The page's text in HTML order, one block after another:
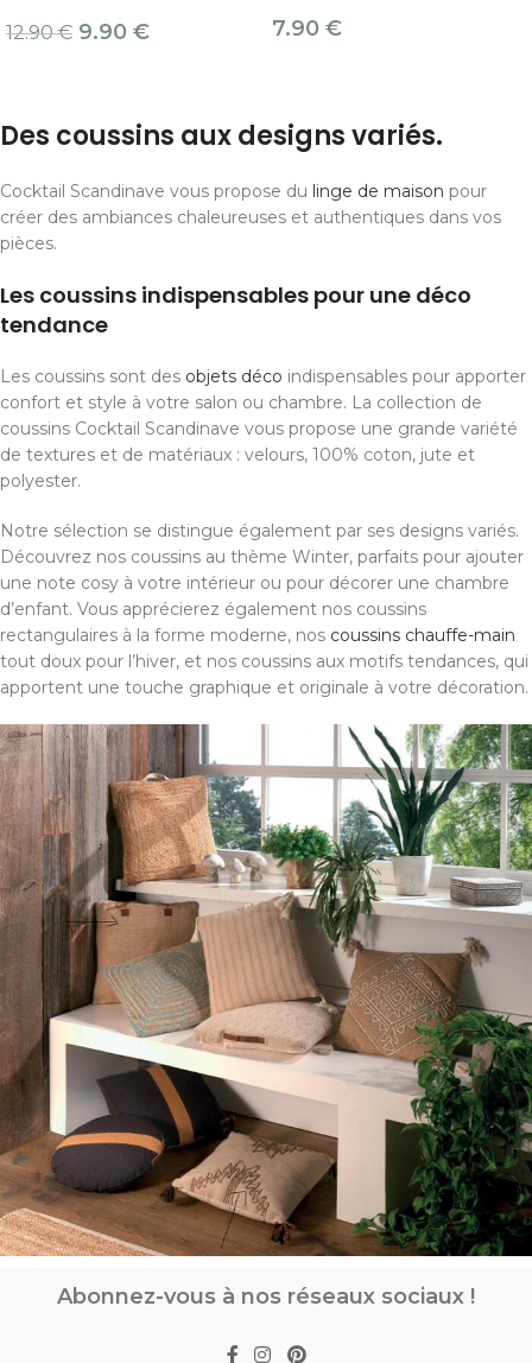
12.90€ 9.90 € 7.90 €
Des coussins aux designs variés.
Cocktail Scandinave vous propose du linge de maison pour
créer des ambiances chaleureuses et authentiques dans vos
pièces.
Les coussins indispensables pour une déco
tendance
Les coussins sont des objets déco indispensables pour apporter
confort et style à votre salon ou chambre. La collection de
coussins Cocktail Scandinave vous propose une grande variété
de textures et de matériaux : velours, 100% coton, jute et
polyester.
Notre sélection se distingue également par ses designs variés.
Découvrez nos coussins au thème Winter, parfaits pour ajouter
une note cosy à votre intérieur ou pour décorer une chambre
d’enfant. Vous apprécierez également nos coussins
rectangulaires à la forme moderne, nos coussins chauffe-main
tout doux pour l’hiver, et nos coussins aux motifs tendances, qui
apportent une touche graphique et originale à votre décoration.
Abonnez-vous à nos réseaux sociaux !